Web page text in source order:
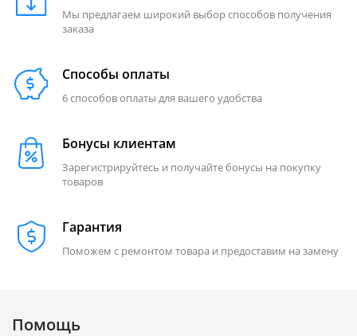
Мы предлагаем широкий выбор способов получения
заказа
Способы оплаты
6 способов оплаты для вашего удобства
Бонусы клиентам
Зарегистрируйтесь и получайте бонусы на покупку
товаров
Гарантия
Поможем с ремонтом товара и предоставим на замену
Помощь